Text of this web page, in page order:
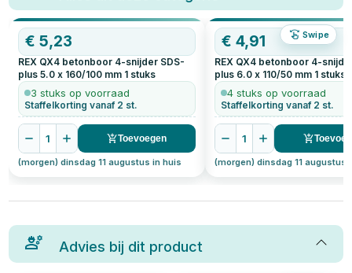
Swipe
€5,23
REX QX4 betonboor 4-snijder SDS-
plus 5.0 x 160/100 mm 1 stuks
3 stuks op voorraad
Staffelkorting vanaf 2 st.
1 Toevoegen
(morgen) dinsdag 11 augustus in huis
€4,91
REX QX4 betonboor 4-
plus 6.0 x 110/50 mm 1 stuks
4 stuks op voorraad
Staffelkorting vanaf 2 st.
1
(morgen) dinsdag 11 augustus
Advies bij dit product